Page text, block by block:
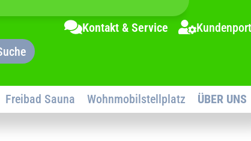
Kontakt & Service
Freibad Sauna Wohnmobilstellplatz ÜBER UNS